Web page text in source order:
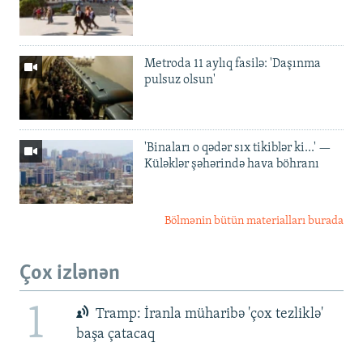
Metroda 11 aylıq fasilə: 'Daşınma
pulsuz olsun'
'Binaları o qədər sıx tikiblər ki...' —
Küləklər şəhərində hava böhranı
Bölmənin bütün materialları burada
Çox izlənən
1
Tramp: İranla müharibə 'çox tezliklə'
başa çatacaq